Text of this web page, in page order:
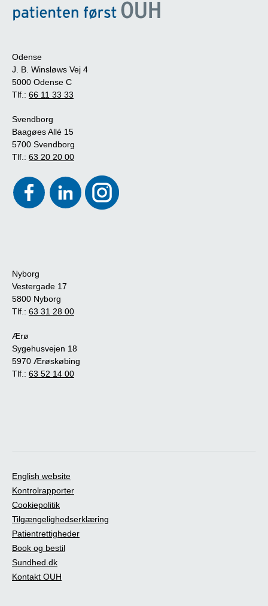
Odense
J. B. Winsløws Vej 4
5000 Odense C
Tlf.: 66 11 33 33
Svendborg
Baagøes Allé 15
5700 Svendborg
Tlf.: 63 20 20 00
Nyborg
Vestergade 17
5800 Nyborg
Tlf.: 63 31 28 00
Ærø
Sygehusvejen 18
5970 Ærøskøbing
Tlf.: 63 52 14 00
English website
Kontrolrapporter
Cookiepolitik
Tilgængelighedserklæring
Patientrettigheder
Book og bestil
Sundhed.dk
Kontakt OUH